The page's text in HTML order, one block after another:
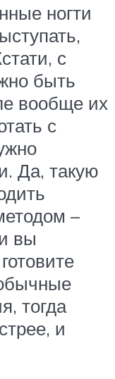
ногти
с
быть
вообще их
с
Да, такую
–
вы
тогда
и